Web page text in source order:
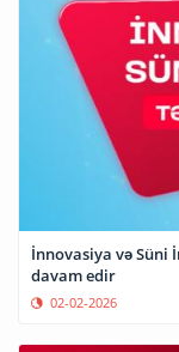
⁠İnnovasiya və Süni
davam edir
02-02-2026